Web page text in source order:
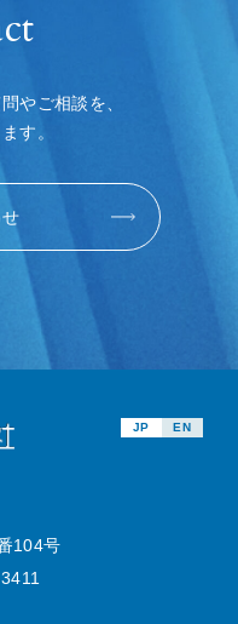
やご相談を、
す。
JP EN
104号